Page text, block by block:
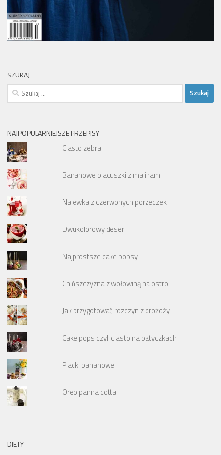
SZUKAJ
Szukaj:
NAJPOPULARNIEJSZE PRZEPISY
Ciasto zebra
Bananowe placuszki z malinami
Nalewka z czerwonych porzeczek
Dwukolorowy deser
Najprostsze cake popsy
Chińszczyzna z wołowiną na ostro
Jak przygotować rozczyn z drożdży
Cake pops czyli ciasto na patyczkach
Placki bananowe
Oreo panna cotta
DIETY